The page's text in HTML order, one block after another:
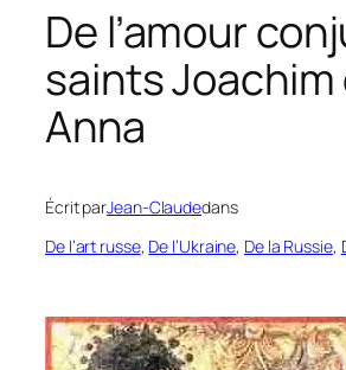
De l’amour
saints
Anna
Écrit parJean-Claudedans
De l’art russe, De l’Ukraine, De la Russie,